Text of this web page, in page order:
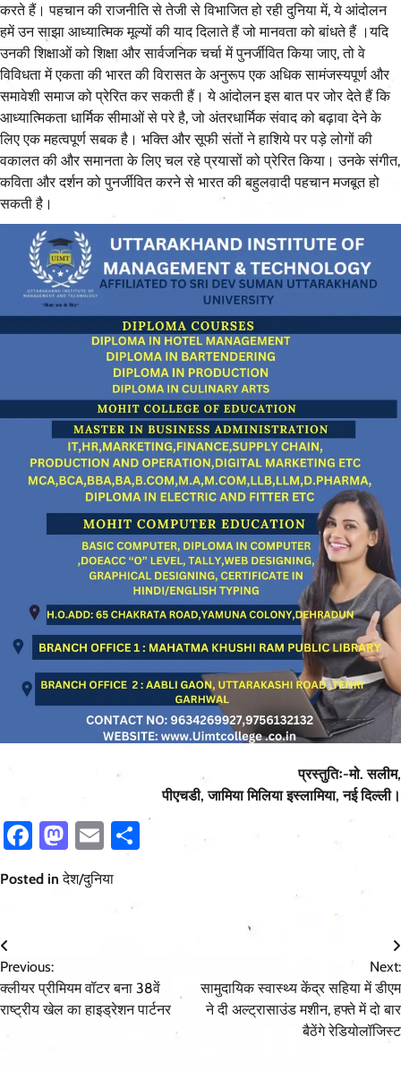
करते हैं। पहचान की राजनीति से तेजी से विभाजित हो रही दुनिया में, ये आंदोलन
हमें उन साझा आध्यात्मिक मूल्यों की याद दिलाते हैं जो मानवता को बांधते हैं ।यदि
उनकी शिक्षाओं को शिक्षा और सार्वजनिक चर्चा में पुनर्जीवित किया जाए, तो वे
विविधता में एकता की भारत की विरासत के अनुरूप एक अधिक सामंजस्यपूर्ण और
समावेशी समाज को प्रेरित कर सकती हैं। ये आंदोलन इस बात पर जोर देते हैं कि
आध्यात्मिकता धार्मिक सीमाओं से परे है, जो अंतरधार्मिक संवाद को बढ़ावा देने के
लिए एक महत्वपूर्ण सबक है। भक्ति और सूफी संतों ने हाशिये पर पड़े लोगों की
वकालत की और समानता के लिए चल रहे प्रयासों को प्रेरित किया। उनके संगीत,
कविता और दर्शन को पुनर्जीवित करने से भारत की बहुलवादी पहचान मजबूत हो
सकती है।
प्रस्तुतिः-मो. सलीम,
पीएचडी, जामिया मिलिया इस्लामिया, नई दिल्ली।
Facebook
Mastodon
EmailShare
Posted inदेश/दुनिया
Post
navigation
Previous:
क्लीयर प्रीमियम वॉटर बना 38वें
राष्ट्रीय खेल का हाइड्रेशन पार्टनर
Next:
सामुदायिक स्वास्थ्य केंद्र सहिया में डीएम
ने दी अल्ट्रासाउंड मशीन, हफ्ते में दो बार
बैठेंगे रेडियोलॉजिस्ट